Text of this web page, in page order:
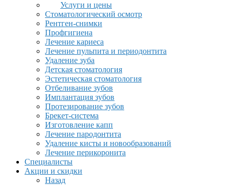
Услуги и цены
Стоматологический осмотр
Рентген-снимки
Профгигиена
Лечение кариеса
Лечение пульпита и периодонтита
Удаление зуба
Детская стоматология
Эстетическая стоматология
Отбеливание зубов
Имплантация зубов
Протезирование зубов
Брекет-система
Изготовление капп
Лечение пародонтита
Удаление кисты и новообразований
Лечение перикоронита
Специалисты
Акции и скидки
Назад